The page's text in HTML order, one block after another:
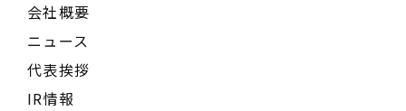
会社概要
ニュース
代表挨拶
IR情報